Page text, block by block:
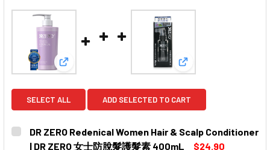
View: DR ZERO Redenical Women Hair & Scalp
View: DR ZERO
SELECT ALL ADD SELECTED TO CART
DR ZERO Redenical Women Hair & Scalp Conditioner
| DR ZERO 女士防脫髮護髮素 400mL
$24.90